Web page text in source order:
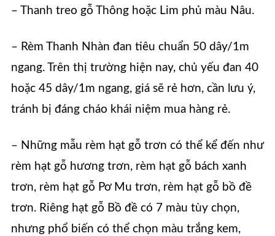
– Thanh treo gỗ Thông hoặc Lim phủ màu Nâu.
– Rèm Thanh Nhàn đan tiêu chuẩn 50 dây/1m
ngang. Trên thị trường hiện nay, chủ yếu đan 40
hoặc 45 dây/1m ngang, giá sẽ rẻ hơn, cần lưu ý,
tránh bị đáng cháo khái niệm mua hàng rẻ.
– Những mẫu rèm hạt gỗ trơn có thể kể đến như
rèm hạt gỗ hương trơn, rèm hạt gỗ bách xanh
trơn, rèm hạt gỗ Pơ Mu trơn, rèm hạt gỗ bồ đề
trơn. Riêng hạt gỗ Bồ đề có 7 màu tùy chọn,
nhưng phổ biến có thể chọn màu trắng kem,